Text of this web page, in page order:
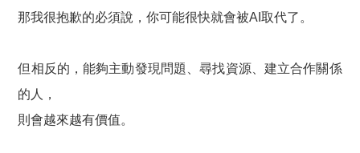
那我很抱歉的必須說，你可能很快就會被AI取代了。
但相反的，能夠主動發現問題、尋找資源、建立合作關係
的人，
則會越來越有價值。